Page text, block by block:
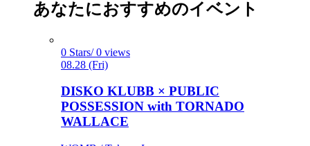
あなたにおすすめのイベント
0 Stars/ 0 views
08.28 (Fri)
DISKO KLUBB × PUBLIC
POSSESSION with TORNADO
WALLACE